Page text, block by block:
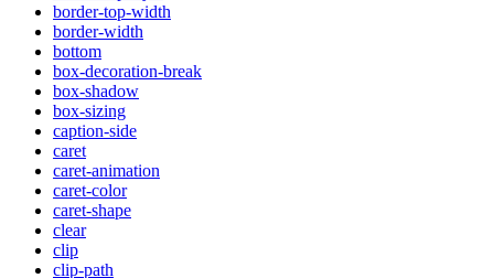
border-top-width
border-width
bottom
box-decoration-break
box-shadow
box-sizing
caption-side
caret
caret-animation
caret-color
caret-shape
clear
clip
clip-path